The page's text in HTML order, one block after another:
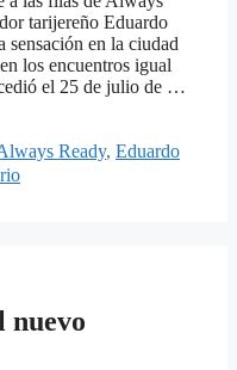
tarijereño Eduardo
sensación en la ciudad
los encuentros igual
el 25 de julio de …
Ready, Eduardo
nuevo